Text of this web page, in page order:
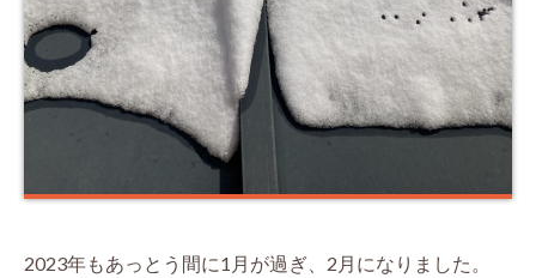
2023年もあっとう間に1月が過ぎ、2月になりました。